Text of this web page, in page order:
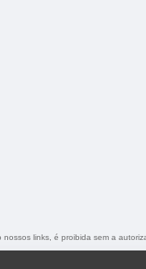
links, é proibida sem a